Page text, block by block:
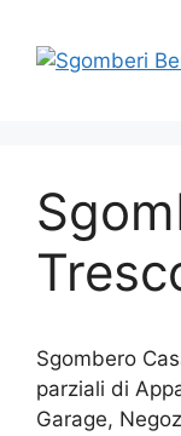
contenuto
Sgombero
parziali di
Garage,